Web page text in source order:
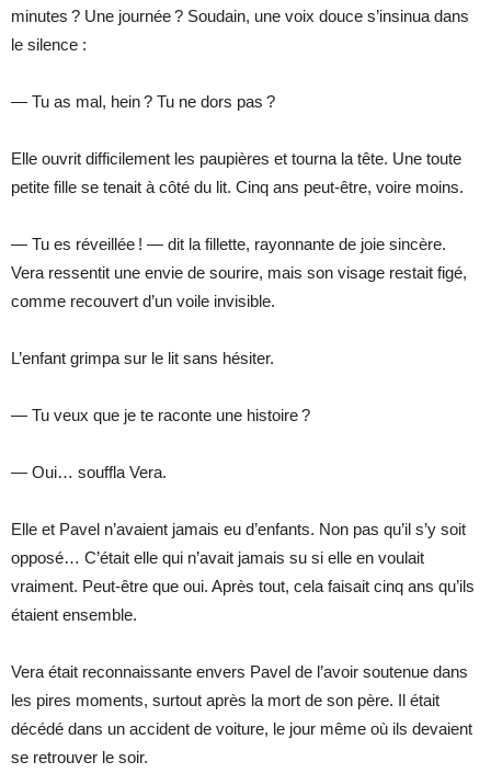
minutes ? Une journée ? Soudain, une voix douce s’insinua dans
le silence :
— Tu as mal, hein ? Tu ne dors pas ?
Elle ouvrit difficilement les paupières et tourna la tête. Une toute
petite fille se tenait à côté du lit. Cinq ans peut-être, voire moins.
— Tu es réveillée ! — dit la fillette, rayonnante de joie sincère.
Vera ressentit une envie de sourire, mais son visage restait figé,
comme recouvert d’un voile invisible.
L’enfant grimpa sur le lit sans hésiter.
— Tu veux que je te raconte une histoire ?
— Oui… souffla Vera.
Elle et Pavel n’avaient jamais eu d’enfants. Non pas qu’il s’y soit
opposé… C’était elle qui n’avait jamais su si elle en voulait
vraiment. Peut-être que oui. Après tout, cela faisait cinq ans qu’ils
étaient ensemble.
Vera était reconnaissante envers Pavel de l’avoir soutenue dans
les pires moments, surtout après la mort de son père. Il était
décédé dans un accident de voiture, le jour même où ils devaient
se retrouver le soir.